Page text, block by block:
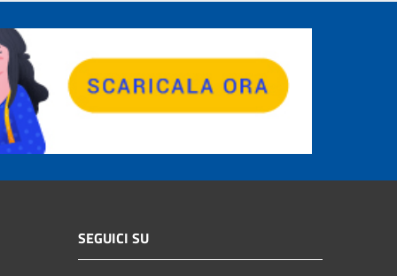
SEGUICI SU